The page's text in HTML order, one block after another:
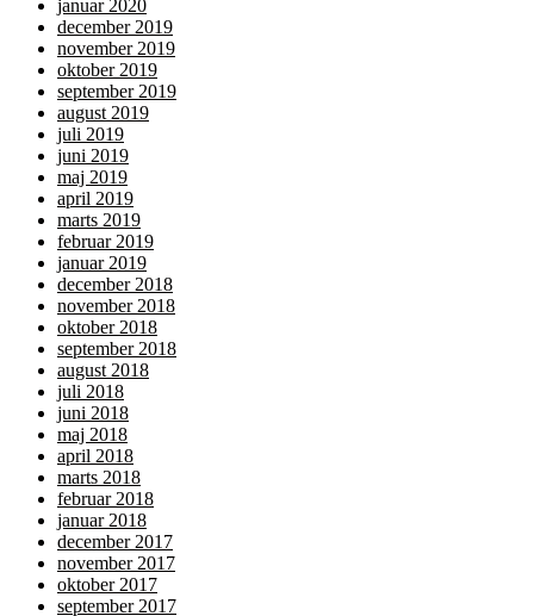
januar 2020
december 2019
november 2019
oktober 2019
september 2019
august 2019
juli 2019
juni 2019
maj 2019
april 2019
marts 2019
februar 2019
januar 2019
december 2018
november 2018
oktober 2018
september 2018
august 2018
juli 2018
juni 2018
maj 2018
april 2018
marts 2018
februar 2018
januar 2018
december 2017
november 2017
oktober 2017
september 2017